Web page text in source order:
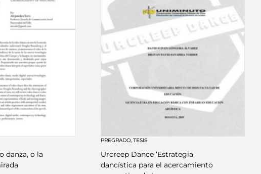
danza, o la
PREGRADO,TESIS
Urcreep Dance ‘Estrategia
dancística para el acercamiento